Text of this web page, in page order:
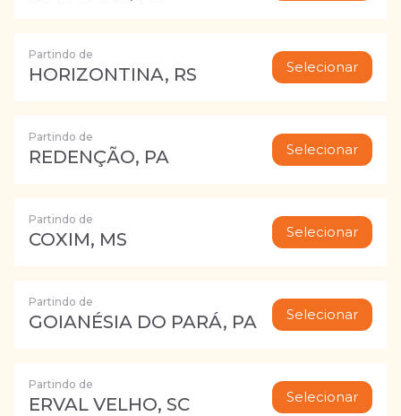
Partindo de
HORIZONTINA, RS Selecionar
Partindo de
REDENÇÃO, PA Selecionar
Partindo de
COXIM, MS Selecionar
Partindo de
GOIANÉSIA DO PARÁ, PA Selecionar
Partindo de
ERVAL VELHO, SC Selecionar